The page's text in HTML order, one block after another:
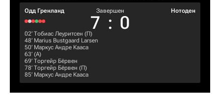
Одд Гренланд Завершен
7 : 0
Нотоден
02‎’‎ Тобиас Леуритсен (П)
48‎’‎ Marius Bustgaard Larsen
50‎’‎ Маркус Андре Кааса
63‎’‎ (А)
69‎’‎ Торгейр Бёрвен
78‎’‎ Торгейр Бёрвен (П)
85‎’‎ Маркус Андре Кааса